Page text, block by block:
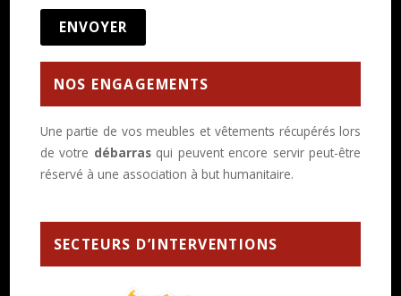
NOS ENGAGEMENTS
Une partie de vos meubles et vêtements récupérés lors
de votre débarrasqui peuvent encore servir peut-être
réservé à une association à but humanitaire.
SECTEURS D’INTERVENTIONS